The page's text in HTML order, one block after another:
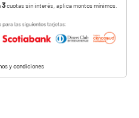
3cuotas sin interés, aplica montos mínimos.
y condiciones